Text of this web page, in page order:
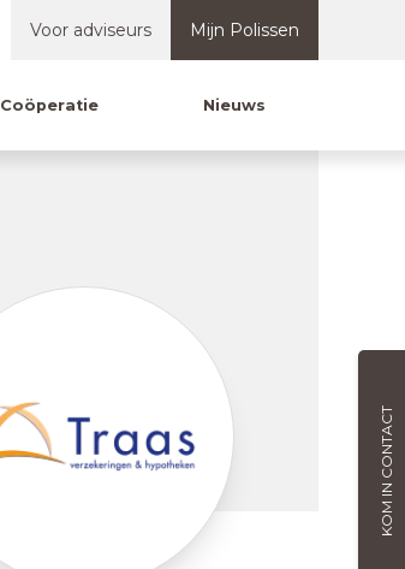
Voor adviseurs Mijn Polissen
Coöperatie Nieuws
KOM IN CONTACT